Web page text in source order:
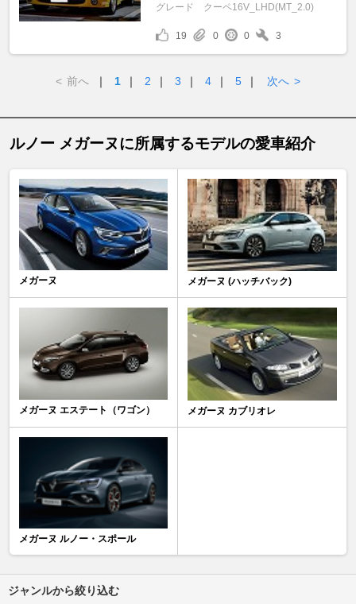
グレード クーペ16V_LHD(MT_2.0)
19 0 0 3
< 前へ ｜ 1 ｜ 2 ｜ 3 ｜ 4 ｜ 5 ｜ 次へ >
ルノー メガーヌに所属するモデルの愛車紹介
メガーヌ メガーヌ (ハッチバック)
メガーヌ エステート（ワゴン） メガーヌ カブリオレ
メガーヌ ルノー・スポール
ジャンルから絞り込む